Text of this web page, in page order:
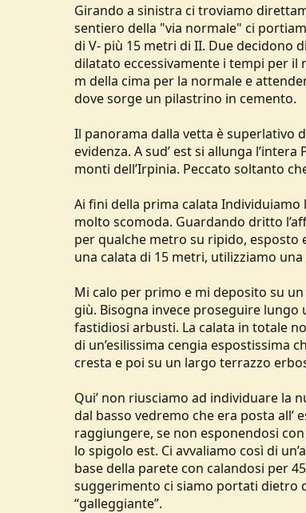
Girando a sinistra ci troviamo
sentiero della "via normale" ci
di V- più 15 metri di II. Due decidono
dilatato eccessivamente i tempi per il
m della cima per la normale e
dove sorge un pilastrino in cemento.
Il panorama dalla vetta è superlativo
evidenza. A sud’ est si allunga
monti dell’Irpinia. Peccato soltanto
Ai fini della prima calata
molto scomoda. Guardando dritto
per qualche metro su ripido, esposto
una calata di 15 metri, utilizziamo una
Mi calo per primo e mi deposito su
giù. Bisogna invece proseguire
fastidiosi arbusti. La calata in totale
di un’esilissima cengia espostissima
cresta e poi su un largo terrazzo
Qui’ non riusciamo ad individuare la
dal basso vedremo che era posta
raggiungere, se non esponendosi
lo spigolo est. Ci avvaliamo così di
base della parete con calandosi per
suggerimento ci siamo portati dietro
“galleggiante”.